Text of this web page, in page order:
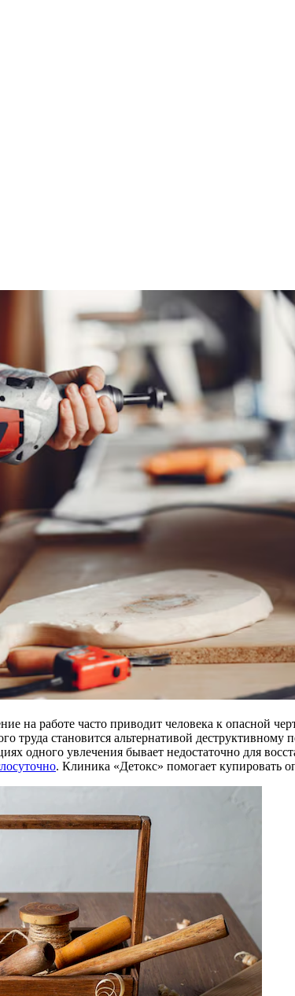
на работе часто приводит человека к опасной
труда становится альтернативой
одного увлечения бывает недостаточно для
. Клиника «Детокс» помогает купировать